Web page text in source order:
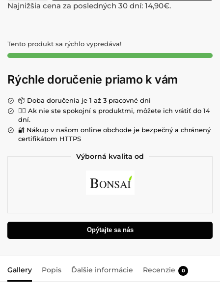
Najnižšia cena za posledných 30 dní: 14,90€.
Tento produkt sa rýchlo vypredáva!
Rýchle doručenie priamo k vám
📦 Doba doručenia je 1 až 3 pracovné dni
💁‍♀️ Ak nie ste spokojní s produktmi, môžete ich vrátiť do 14
dní.
🔐 Nákup v našom online obchode je bezpečný a chránený
certifikátom HTTPS
Výborná kvalita od
Opýtajte sa nás
Gallery Popis Ďalšie informácie Recenzie 0